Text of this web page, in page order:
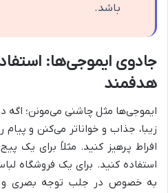
باشد.
جادوی ایموجی‌ها:
هدفمند
ایموجی‌ها مثل چاشنی می‌مونن؛ اگه
زیبا، جذاب و خواناتر می‌کنن و پیام
افراط پرهیز کنید. مثلاً برای یک
استفاده کنید. برای یک فروشگاه
به خصوص در جلب توجه بصری و